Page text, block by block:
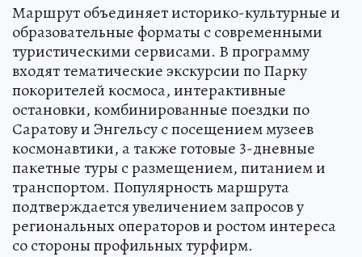
Маршрут объединяет историко-культурные и
образовательные форматы с современными
туристическими сервисами. В программу
входят тематические экскурсии по Парку
покорителей космоса, интерактивные
остановки, комбинированные поездки по
Саратову и Энгельсу с посещением музеев
космонавтики, а также готовые 3-дневные
пакетные туры с размещением, питанием и
транспортом. Популярность маршрута
подтверждается увеличением запросов у
региональных операторов и ростом интереса
со стороны профильных турфирм.